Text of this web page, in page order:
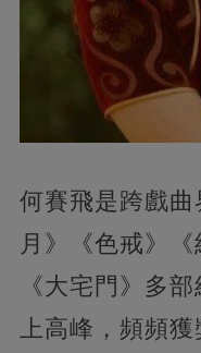
何賽飛是跨戲
月》《色戒》《
《大宅門》多
上高峰，頻頻獲